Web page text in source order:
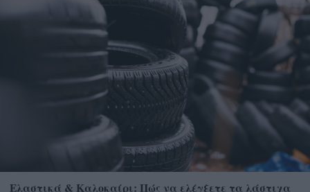
Ελαστικά & Καλοκαίρι: Πώς να ελέγξετε τα λάστιχα